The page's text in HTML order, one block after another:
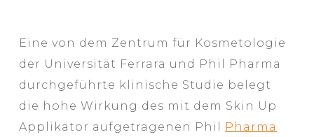
Eine von dem Zentrum für Kosmetologie
der Universität Ferrara und Phil Pharma
durchgeführte klinische Studie belegt
die hohe Wirkung des mit dem Skin Up
Applikator aufgetragenen Phil
Pharma